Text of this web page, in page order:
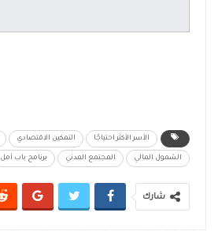
الأسر الأكثر احتياجًا التمكين الاقتصادي
الشمول المالي المجتمع المدني برنامج باب أمل
شارك